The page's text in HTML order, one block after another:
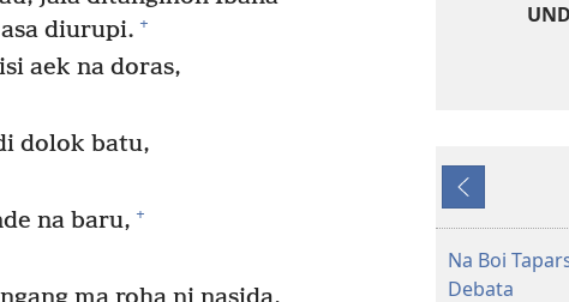
diurupi. +
aek na doras,
dolok batu,
na baru, +
Andorang
so
Na Boi
Debata